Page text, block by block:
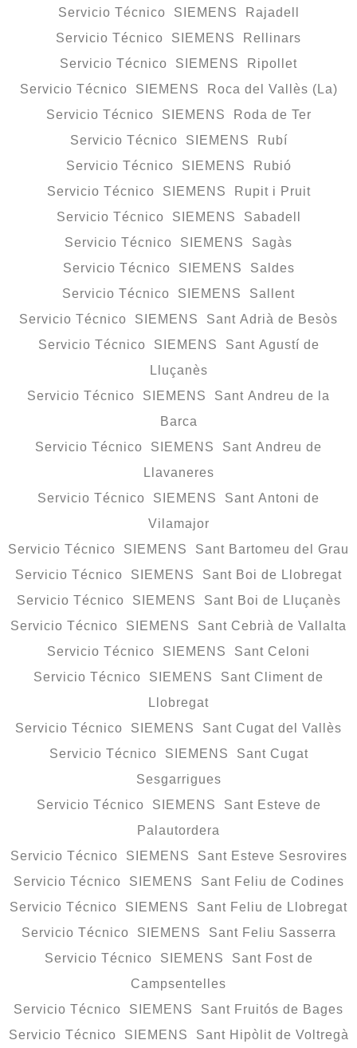
Servicio Técnico SIEMENS Rajadell
Servicio Técnico SIEMENS Rellinars
Servicio Técnico SIEMENS Ripollet
Servicio Técnico SIEMENS Roca del Vallès (La)
Servicio Técnico SIEMENS Roda de Ter
Servicio Técnico SIEMENS Rubí
Servicio Técnico SIEMENS Rubió
Servicio Técnico SIEMENS Rupit i Pruit
Servicio Técnico SIEMENS Sabadell
Servicio Técnico SIEMENS Sagàs
Servicio Técnico SIEMENS Saldes
Servicio Técnico SIEMENS Sallent
Servicio Técnico SIEMENS Sant Adrià de Besòs
Servicio Técnico SIEMENS Sant Agustí de
Lluçanès
Servicio Técnico SIEMENS Sant Andreu de la
Barca
Servicio Técnico SIEMENS Sant Andreu de
Llavaneres
Servicio Técnico SIEMENS Sant Antoni de
Vilamajor
Servicio Técnico SIEMENS Sant Bartomeu del Grau
Servicio Técnico SIEMENS Sant Boi de Llobregat
Servicio Técnico SIEMENS Sant Boi de Lluçanès
Servicio Técnico SIEMENS Sant Cebrià de Vallalta
Servicio Técnico SIEMENS Sant Celoni
Servicio Técnico SIEMENS Sant Climent de
Llobregat
Servicio Técnico SIEMENS Sant Cugat del Vallès
Servicio Técnico SIEMENS Sant Cugat
Sesgarrigues
Servicio Técnico SIEMENS Sant Esteve de
Palautordera
Servicio Técnico SIEMENS Sant Esteve Sesrovires
Servicio Técnico SIEMENS Sant Feliu de Codines
Servicio Técnico SIEMENS Sant Feliu de Llobregat
Servicio Técnico SIEMENS Sant Feliu Sasserra
Servicio Técnico SIEMENS Sant Fost de
Campsentelles
Servicio Técnico SIEMENS Sant Fruitós de Bages
Servicio Técnico SIEMENS Sant Hipòlit de Voltregà